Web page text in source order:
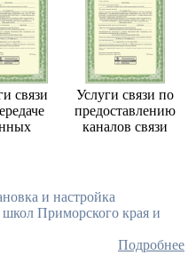
связи
Услуги связи по
предоставлению
каналов связи
и настройка
Приморского края и
Подробнее